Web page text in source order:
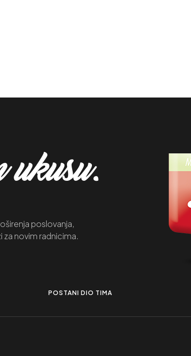
ukusu.
poslovanja,
za novim radnicima.
POSTANI DIO TIMA